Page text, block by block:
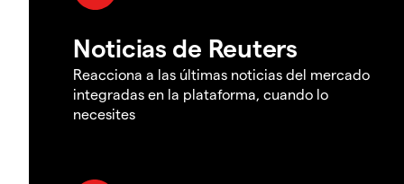
Noticias de Reuters
Reacciona a las últimas noticias del mercado
integradas en la plataforma, cuando lo
necesites